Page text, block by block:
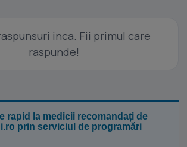
inca. Fii primul care
raspunde!
rapid la medicii recomandați de
prin serviciul de programări